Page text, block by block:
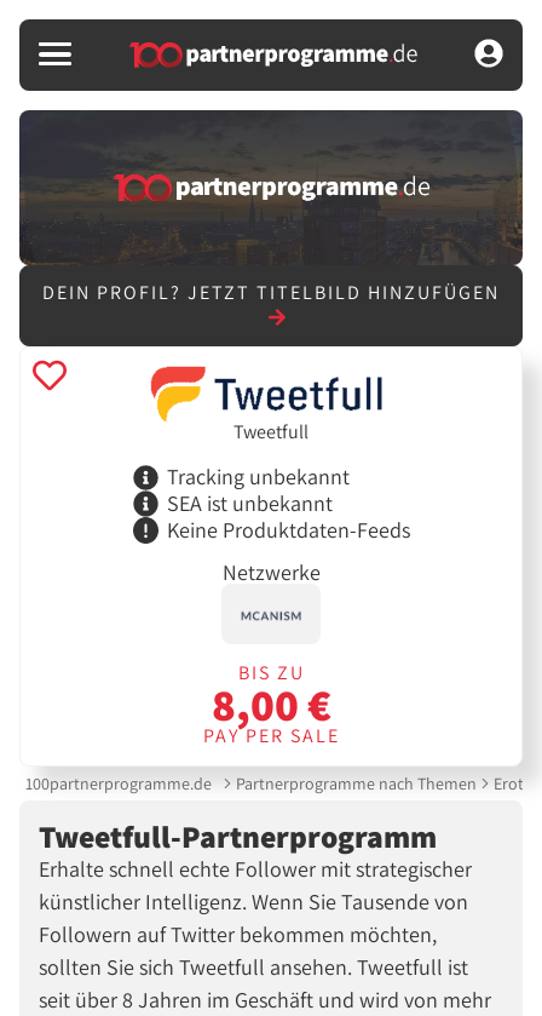
DEIN PROFIL? JETZT TITELBILD HINZUFÜGEN
Tweetfull
Tracking unbekannt
SEA ist unbekannt
Keine Produktdaten-Feeds
Netzwerke
BIS ZU
8,00 €
PAY PER SALE
100partnerprogramme.de Partnerprogramme nach Themen Erotik
Tweetfull-Partnerprogramm
Erhalte schnell echte Follower mit strategischer
künstlicher Intelligenz. Wenn Sie Tausende von
Followern auf Twitter bekommen möchten,
sollten Sie sich Tweetfull ansehen. Tweetfull ist
seit über 8 Jahren im Geschäft und wird von mehr